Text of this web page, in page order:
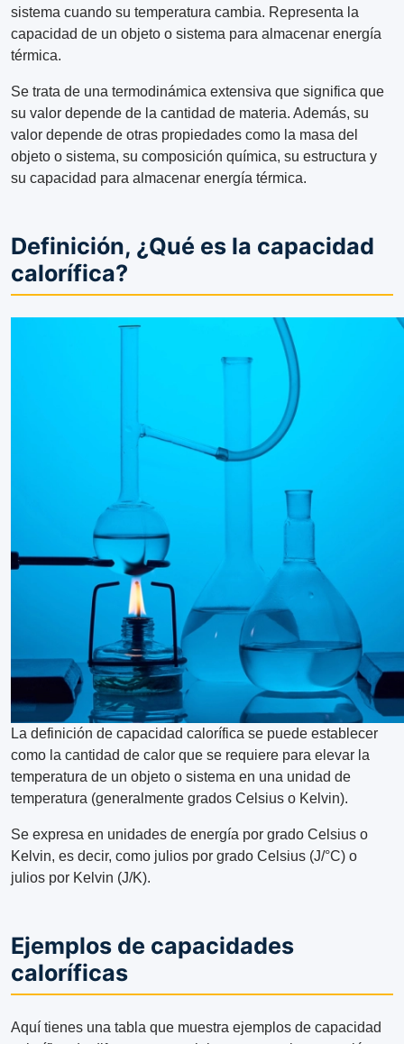
sistema cuando su temperatura cambia. Representa la
capacidad de un objeto o sistema para almacenar energía
térmica.
Se trata de una termodinámica extensiva que significa que
su valor depende de la cantidad de materia. Además, su
valor depende de otras propiedades como la masa del
objeto o sistema, su composición química, su estructura y
su capacidad para almacenar energía térmica.
Definición, ¿Qué es la capacidad
calorífica?
La definición de capacidad calorífica se puede establecer
como la cantidad de calor que se requiere para elevar la
temperatura de un objeto o sistema en una unidad de
temperatura (generalmente grados Celsius o Kelvin).
Se expresa en unidades de energía por grado Celsius o
Kelvin, es decir, como julios por grado Celsius (J/°C) o
julios por Kelvin (J/K).
Ejemplos de capacidades
caloríficas
Aquí tienes una tabla que muestra ejemplos de capacidad